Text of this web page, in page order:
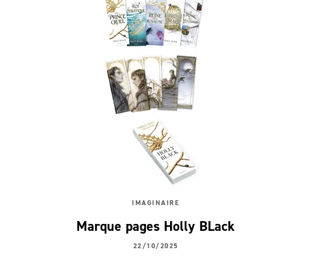
IMAGINAIRE
Marque pages Holly BLack
22/10/2025